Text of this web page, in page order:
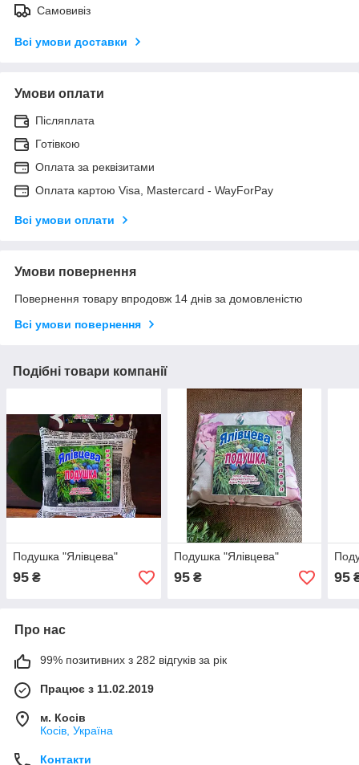
Самовивіз
Всі умови доставки
Умови оплати
Післяплата
Готівкою
Оплата за реквізитами
Оплата картою Visa, Mastercard - WayForPay
Всі умови оплати
Умови повернення
Повернення товару впродовж 14 днів за домовленістю
Всі умови повернення
Подібні товари компанії
Подушка "Ялівцева"
95 ₴
Подушка "Ялівцева"
95₴ 95
Про нас
99% позитивних з 282 відгуків за рік
Працює з 11.02.2019
м. Косів
Косів, Україна
Контакти